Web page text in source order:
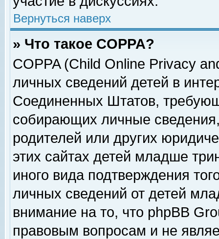
Вернуться наверх
» Что такое COPPA?
COPPA (Child Online Privacy
личных сведений детей в
Соединенных Штатов,
собирающих личные
родителей или других
этих сайтах детей младше
иного вида подтверждения
личных сведений от детей
внимание на то, что phpBB
правовым вопросам и не